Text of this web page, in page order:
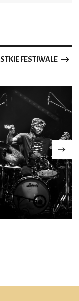
FESTIWALE